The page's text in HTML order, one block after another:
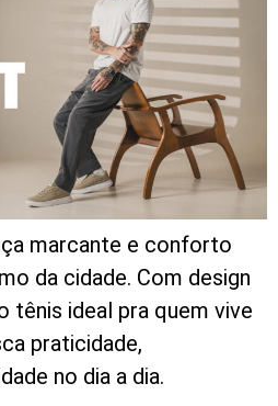
marcante e conforto
da cidade. Com design
tênis ideal pra quem vive
praticidade,
no dia a dia.